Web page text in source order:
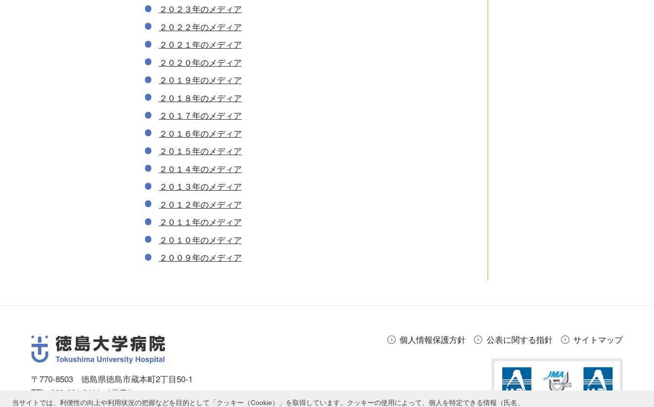
当サイトでは、利便性の向上や利用状況の把握などを目的として「クッキー（Cookie）」を取得しています。クッキーの使用によって、個人を特定できる情報（氏名、
２０２３年のメディア
２０２２年のメディア
２０２１年のメディア
２０２０年のメディア
２０１９年のメディア
２０１８年のメディア
２０１７年のメディア
２０１６年のメディア
２０１５年のメディア
２０１４年のメディア
２０１３年のメディア
２０１２年のメディア
２０１１年のメディア
２０１０年のメディア
２００９年のメディア
〒770-8503 徳島県徳島市蔵本町2丁目50-1
TEL: 088-631-3111 ［代表］
個人情報保護方針 公表に関する指針 サイトマップ